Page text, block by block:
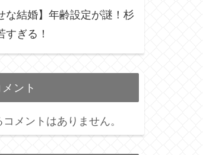
な結婚】年齢設定が謎！杉
すぎる！
ント
メントはありません。